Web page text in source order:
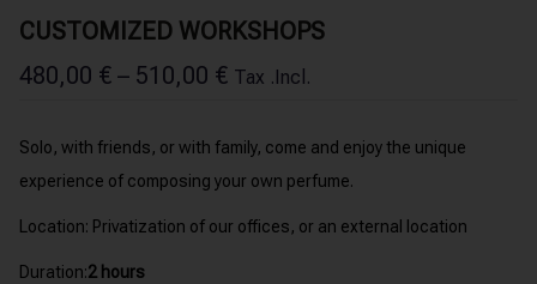
CUSTOMIZED WORKSHOPS
480,00 € – 510,00 € Tax .Incl.
Solo, with friends, or with family, come and enjoy the unique
experience of composing your own perfume.
Location: Privatization of our offices, or an external location
Duration:2 hours